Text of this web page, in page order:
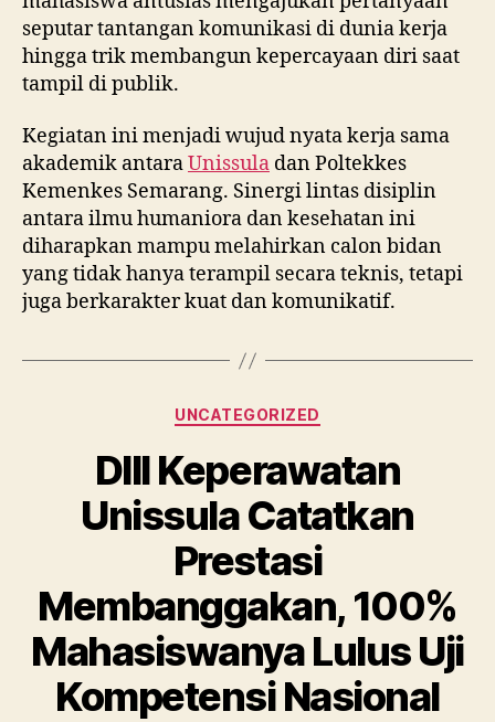
seputar tantangan komunikasi di dunia kerja
hingga trik membangun kepercayaan diri saat
tampil di publik.
Kegiatan ini menjadi wujud nyata kerja sama
akademik antaraUnissula dan Poltekkes
Kemenkes Semarang. Sinergi lintas disiplin
antara ilmu humaniora dan kesehatan ini
diharapkan mampu melahirkan calon bidan
yang tidak hanya terampil secara teknis, tetapi
juga berkarakter kuat dan komunikatif.
Categories
UNCATEGORIZED
DIII Keperawatan
Unissula Catatkan
Prestasi
Membanggakan, 100%
Mahasiswanya Lulus Uji
Kompetensi Nasional